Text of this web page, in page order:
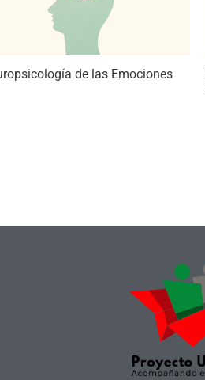
de las Emociones